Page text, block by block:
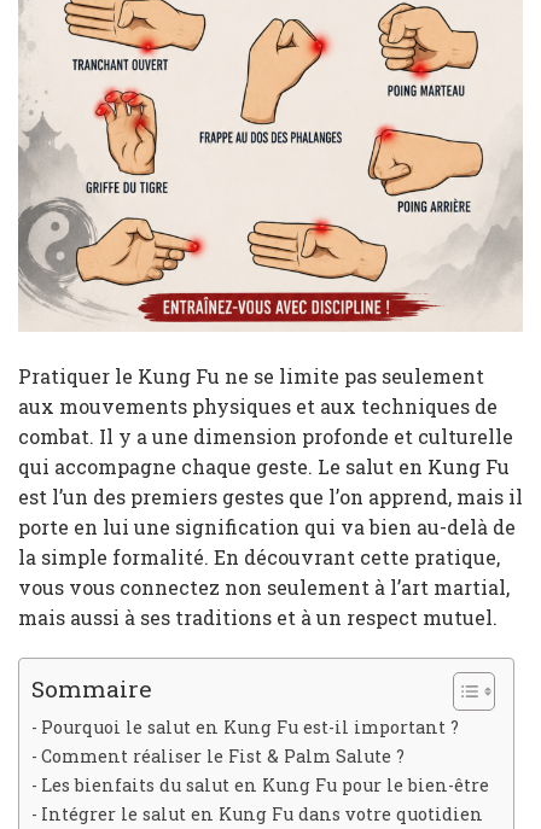
Pratiquer le Kung Fu ne se limite pas seulement
aux mouvements physiques et aux techniques de
combat. Il y a une dimension profonde et culturelle
qui accompagne chaque geste. Le salut en Kung Fu
est l’un des premiers gestes que l’on apprend, mais il
porte en lui une signification qui va bien au-delà de
la simple formalité. En découvrant cette pratique,
vous vous connectez non seulement à l’art martial,
mais aussi à ses traditions et à un respect mutuel.
Sommaire
Pourquoi le salut en Kung Fu est-il important ?
Comment réaliser le Fist & Palm Salute ?
Les bienfaits du salut en Kung Fu pour le bien-être
Intégrer le salut en Kung Fu dans votre quotidien